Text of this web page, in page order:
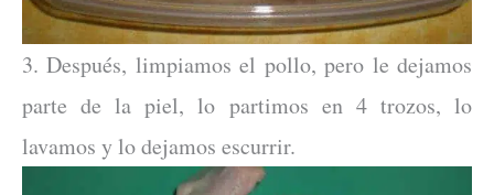
3. Después, limpiamos el pollo, pero le dejamos
parte de la piel, lo partimos en 4 trozos, lo
lavamos y lo dejamos escurrir.